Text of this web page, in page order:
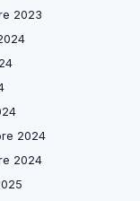
2023
2024
2024